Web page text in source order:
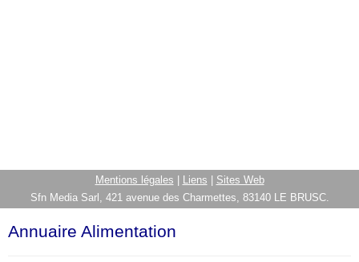
Mentions légales Liens
Sites Web
Sfn Media Sarl, 421 avenue des Charmettes, 83140 LE BRUSC.
Annuaire Alimentation